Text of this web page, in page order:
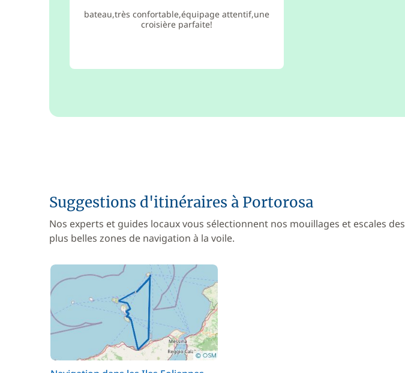
bateau,très confortable,équipage attentif,une
croisière parfaite!
Suggestions d'itinéraires à Portorosa
Nos experts et guides locaux vous sélectionnent nos mouillages et escales des
plus belles zones de navigation à la voile.